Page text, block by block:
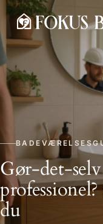
Gør-det-
du